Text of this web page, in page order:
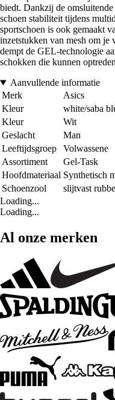
biedt. Dankzij de
schoen stabiliteit tijdens
sportschoen is ook gemaakt
inzetstukken van mesh om je
dempt de GEL-technologie
schokken die kunnen
Aanvullende informatie
Merk
Asics
Kleur
white/saba
Kleur
Wit
Geslacht
Man
Leeftijdsgroep
Volwassene
Assortiment
Gel-Task
Hoofdmateriaal Synthetisch
Schoenzool
slijtvast
Loading...
Loading...
Al onze merken